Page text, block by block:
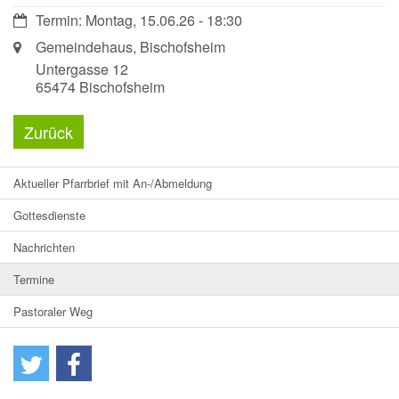
Datum:Termin: Montag, 15.06.26 - 18:30
Ort: Gemeindehaus, Bischofsheim
Untergasse 12
65474 Bischofsheim
Zurück
Aktueller Pfarrbrief mit An-/Abmeldung
Gottesdienste
Nachrichten
Termine
Pastoraler Weg